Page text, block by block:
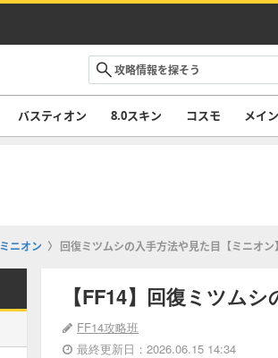
バスティオン 8.0スキン コスモ メイ
ミニオン 回復ミツムシの入手方法や見た目【ミニオン】
【FF14】回復ミツム
FF14攻略班
最終更新日：2026.06.15 14:34